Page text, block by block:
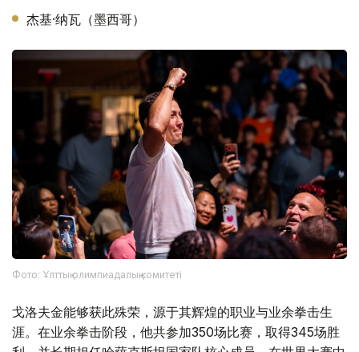
杰基·纳瓦（墨西哥）
Фото: Ұлттық олимпиадалық комитеті
戈洛夫金能够获此殊荣，源于其辉煌的职业与业余拳击生
涯。在业余拳击阶段，他共参加350场比赛，取得345场胜